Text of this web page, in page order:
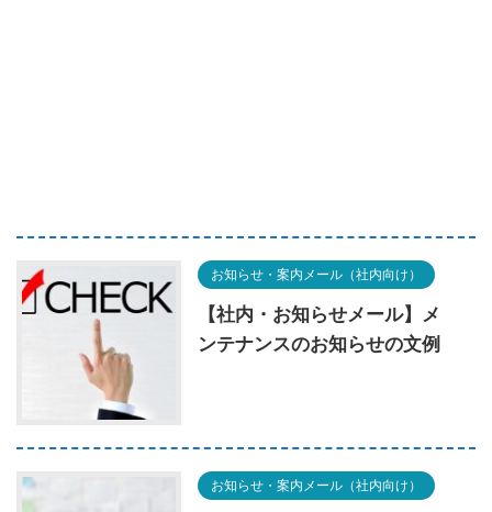
お知らせ・案内メール（社内向け）
【社内・お知らせメール】メ
ンテナンスのお知らせの文例
お知らせ・案内メール（社内向け）